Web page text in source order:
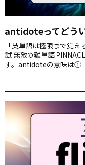
antidoteってどう
「英単語は極限まで覚
試 無敵の難単語
す。antidoteの意味は①